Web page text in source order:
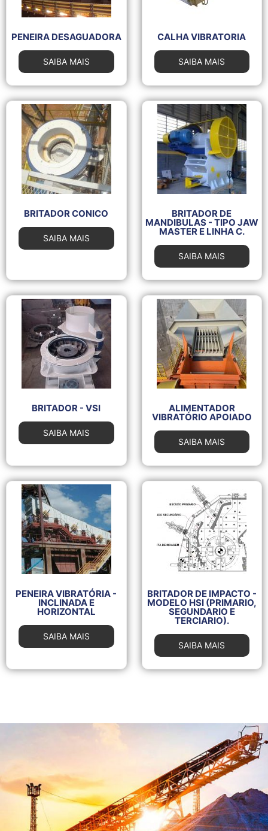
PENEIRA DESAGUADORA
SAIBA MAIS
CALHA VIBRATORIA
SAIBA MAIS
BRITADOR CONICO
SAIBA MAIS
BRITADOR DE
MANDIBULAS - TIPO JAW
MASTER E LINHA C.
SAIBA MAIS
BRITADOR - VSI
SAIBA MAIS
ALIMENTADOR
VIBRATÓRIO APOIADO
SAIBA MAIS
PENEIRA VIBRATÓRIA -
INCLINADA E
HORIZONTAL
SAIBA MAIS
BRITADOR DE IMPACTO -
MODELO HSI (PRIMARIO,
SEGUNDARIO E
TERCIARIO).
SAIBA MAIS